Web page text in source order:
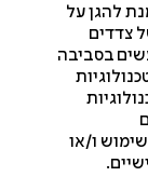
על
ו/או